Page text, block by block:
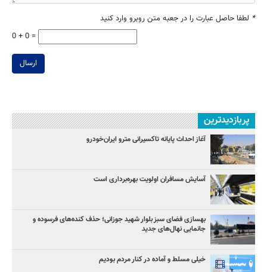
* لطفا حاصل عبارت را در جعبه متن روبرو وارد کنید
0 + 0 =
ارسال
پربازدیدترین
آغاز احداث پایانه تاکسیرانی مترو ایران‌خودرو
آسایش مسافران اولویت بهره‌برداری است
بهسازی فضای سبز بلوار شهید جوزانی؛ حذف کنده‌های فرسوده و
جانمایی نهال‌های جدید
خیلی مسلط و آماده در کنار مردم بودیم